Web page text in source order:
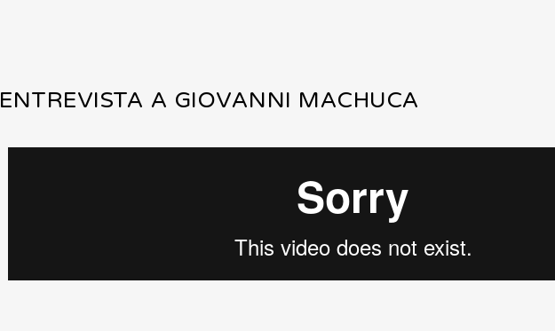
ENTREVISTA A GIOVANNI MACHUCA